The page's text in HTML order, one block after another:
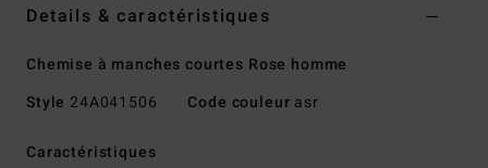
Details & caractéristiques
Chemise à manches courtes Rose homme
Style 24A041506 Code couleur asr
Caractéristiques